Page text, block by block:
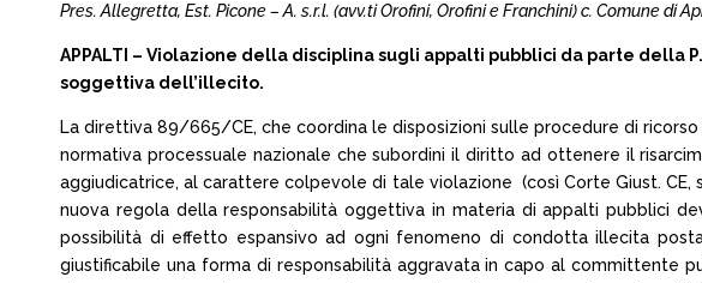
Pres. Allegretta, Est. Picone – A. s.r.l. (avv.ti Orofini, Orofini e Franchini) c. Comune di
APPALTI – Violazione della disciplina sugli appalti pubblici da parte
soggettiva dell’illecito.
La direttiva 89/665/CE, che coordina le disposizioni sulle procedure di
normativa processuale nazionale che subordini il diritto ad ottenere il
aggiudicatrice, al carattere colpevole di tale violazione (così Corte Giust. CE,
nuova regola della responsabilità oggettiva in materia di appalti pubblici
possibilità di effetto espansivo ad ogni fenomeno di condotta illecita
giustificabile una forma di responsabilità aggravata in capo al committente